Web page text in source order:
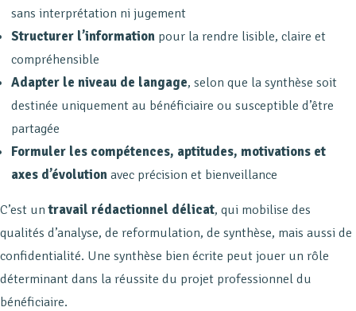
sans interprétation ni jugement
Structurer l’information pour la rendre lisible, claire et
compréhensible
Adapter le niveau de langage, selon que la synthèse soit
destinée uniquement au bénéficiaire ou susceptible d’être
partagée
Formuler les compétences, aptitudes, motivations et
axes d’évolutionavec précision et bienveillance
C’est untravail rédactionnel délicat, qui mobilise des
qualités d’analyse, de reformulation, de synthèse, mais aussi de
confidentialité. Une synthèse bien écrite peut jouer un rôle
déterminant dans la réussite du projet professionnel du
bénéficiaire.